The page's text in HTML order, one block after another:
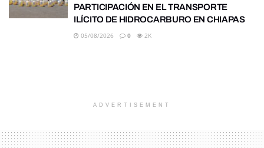
PARTICIPACIÓN EN EL TRANSPORTE
ILÍCITO DE HIDROCARBURO EN CHIAPAS
05/08/2026 0 2K
ADVERTISEMENT